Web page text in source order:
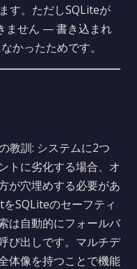
す。ただしSQLiteが
ません — 書き込まれ
かったためです。
教訓: システムに2つ
トに劣化する場合、オ
が穴埋めする必要があ
SQLiteのセーフティ
は自動的にフォールバ
び出しです。マルチデ
体像を持つことで機能